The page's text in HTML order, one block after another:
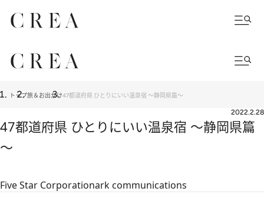
トップ旅＆お出かけ47都道府県 ひとりにいい温泉宿 ～静岡県篇～
2022.2.28
47都道府県 ひとりにいい温泉宿 ～静岡県篇
～
Five Star Corporationark communications